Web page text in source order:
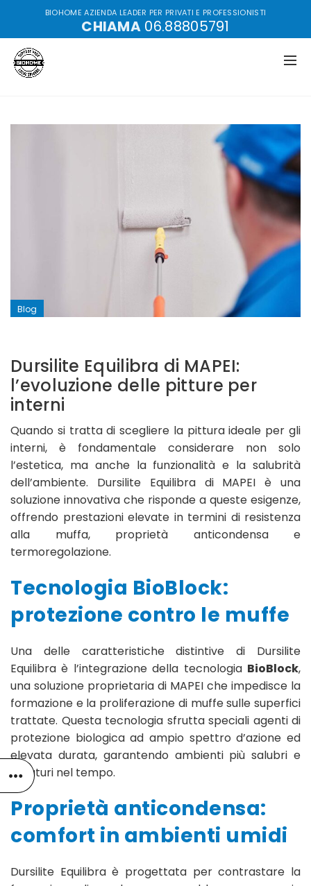
BIOHOME AZIENDA LEADER PER PRIVATI E PROFESSIONISTI
CHIAMA 06.88805791
Blog
Dursilite Equilibra di MAPEI:
l’evoluzione delle pitture per
interni
Quando si tratta di scegliere la pittura ideale per gli
interni, è fondamentale considerare non solo
l’estetica, ma anche la funzionalità e la salubrità
dell’ambiente. Dursilite Equilibra di MAPEI è una
soluzione innovativa che risponde a queste esigenze,
offrendo prestazioni elevate in termini di resistenza
alla muffa, proprietà anticondensa e
termoregolazione.​
Tecnologia BioBlock:
protezione contro le muffe
Una delle caratteristiche distintive di Dursilite
Equilibra è l’integrazione della tecnologia BioBlock,
una soluzione proprietaria di MAPEI che impedisce la
formazione e la proliferazione di muffe sulle superfici
trattate. Questa tecnologia sfrutta speciali agenti di
protezione biologica ad ampio spettro d’azione ed
elevata durata, garantendo ambienti più salubri e
duraturi nel tempo.
Proprietà anticondensa:
comfort in ambienti umidi
Dursilite Equilibra è progettata per contrastare la